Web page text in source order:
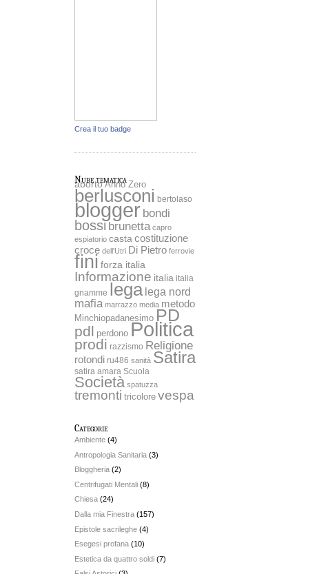
Crea il tuo badge
Nube tematica
aborto Anno Zero
berlusconi bertolaso
blogger bondi
bossi brunetta capro
espiatorio casta costituzione
croce dell'Utri Di Pietro ferrovie
fini forza italia
Informazione italia italia
gnamme lega lega nord
mafia marrazzo media metodo
Minchiopadanesimo PD
pdl perdono Politica
prodi razzismo Religione
rotondi ru486 sanità Satira
satira amara Scuola
Società spatuzza
tremonti tricolore vespa
Categorie
Ambiente (4)
Antropologia Sanitaria (3)
Bloggheria (2)
Centrifugati Mentali (8)
Chiesa (24)
Dalla mia Finestra (157)
Epistole sacrileghe (4)
Esegesi profana (10)
Estetica da quattro soldi (7)